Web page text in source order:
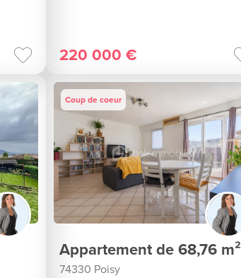
220 000 €
Coup de coeur
Appartement de 68,76 m²
74330 Poisy